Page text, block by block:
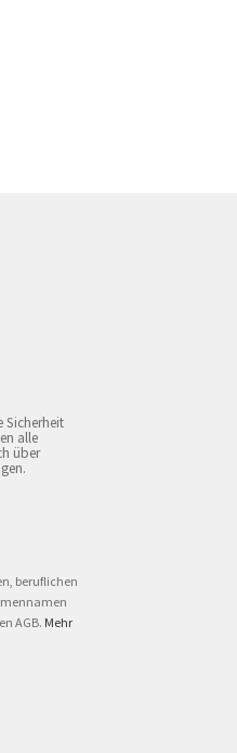
Sicherheit
alle
über
beruflichen
AGB. Mehr